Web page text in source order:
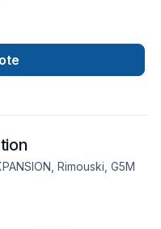
Rimouski, G5M